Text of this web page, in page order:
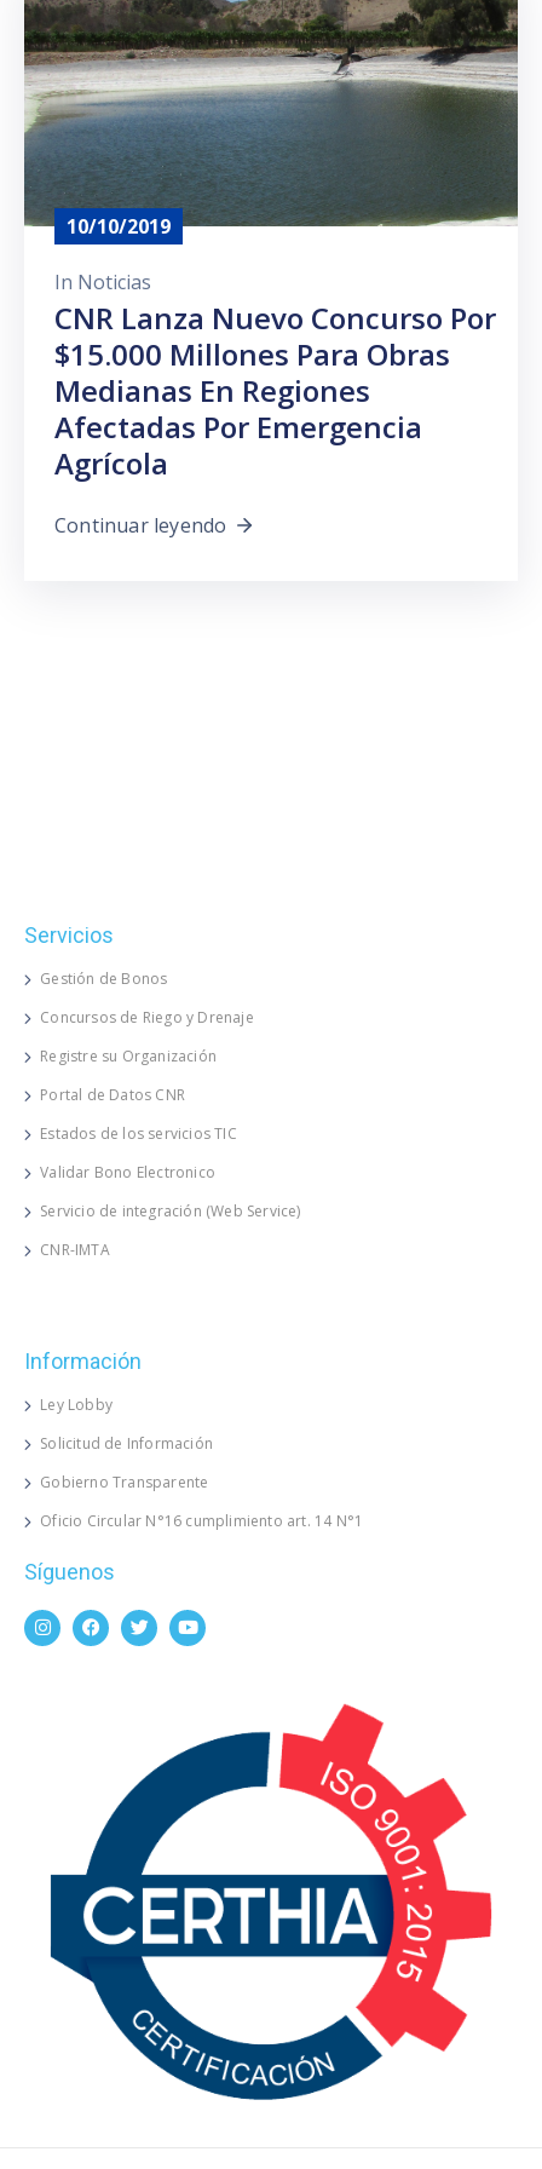
Prensa
10/10/2019
In Noticias
CNR Lanza Nuevo Concurso Por
$15.000 Millones Para Obras
Medianas En Regiones
Afectadas Por Emergencia
Agrícola
Continuar leyendo
Servicios
Gestión de Bonos
Concursos de Riego y Drenaje
Registre su Organización
Portal de Datos CNR
Estados de los servicios TIC
Validar Bono Electronico
Servicio de integración (Web Service)
CNR-IMTA
Información
Ley Lobby
Solicitud de Información
Gobierno Transparente
Oficio Circular N°16 cumplimiento art. 14 N°1
Síguenos